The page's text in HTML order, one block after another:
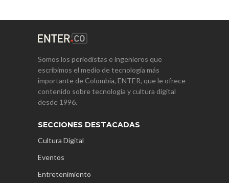
Somos los periodistas e ingenieros que
escribimos el medio de tecnología más
importante de Colombia, ENTER, que le ofrece
contenido sobre tecnología y cultura digital
desde 1996.
SECCIONES DESTACADAS
Cultura Digital
Eventos
Entretenimiento